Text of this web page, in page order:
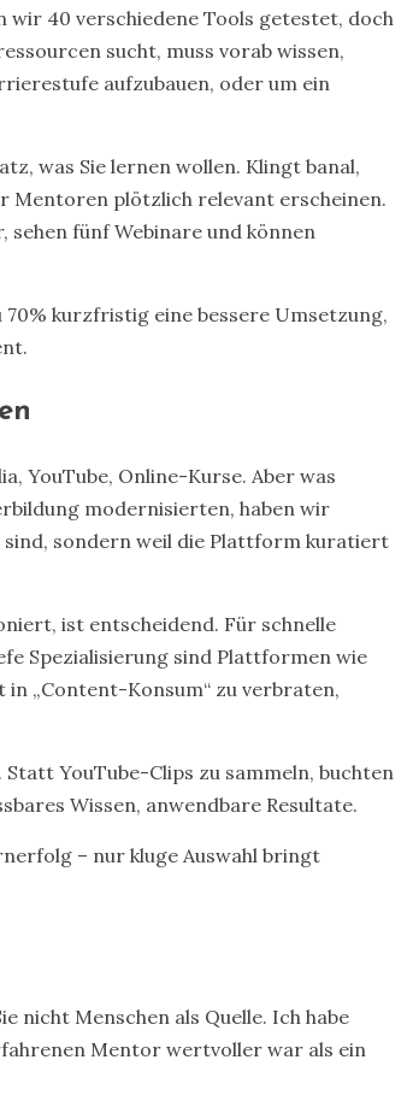
wir 40 verschiedene Tools getestet, doch
sucht, muss vorab wissen,
aufzubauen, oder um ein
was Sie lernen wollen. Klingt banal,
Mentoren plötzlich relevant erscheinen.
sehen fünf Webinare und können
kurzfristig eine bessere Umsetzung,
YouTube, Online-Kurse. Aber was
modernisierten, haben wir
sondern weil die Plattform kuratiert
ist entscheidend. Für schnelle
Spezialisierung sind Plattformen wie
„Content-Konsum“ zu verbraten,
YouTube-Clips zu sammeln, buchten
Wissen, anwendbare Resultate.
– nur kluge Auswahl bringt
nicht Menschen als Quelle. Ich habe
Mentor wertvoller war als ein